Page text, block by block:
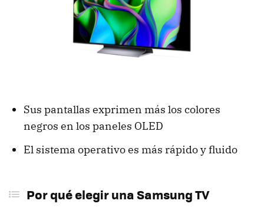
Sus pantallas exprimen más los colores
negros en los paneles OLED
El sistema operativo es más rápido y fluido
Por qué elegir una Samsung TV